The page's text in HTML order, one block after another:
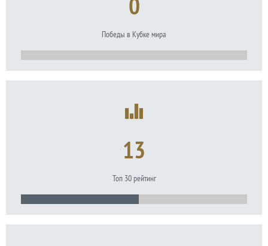
Победы в Кубке мира
13
Топ 30 рейтинг